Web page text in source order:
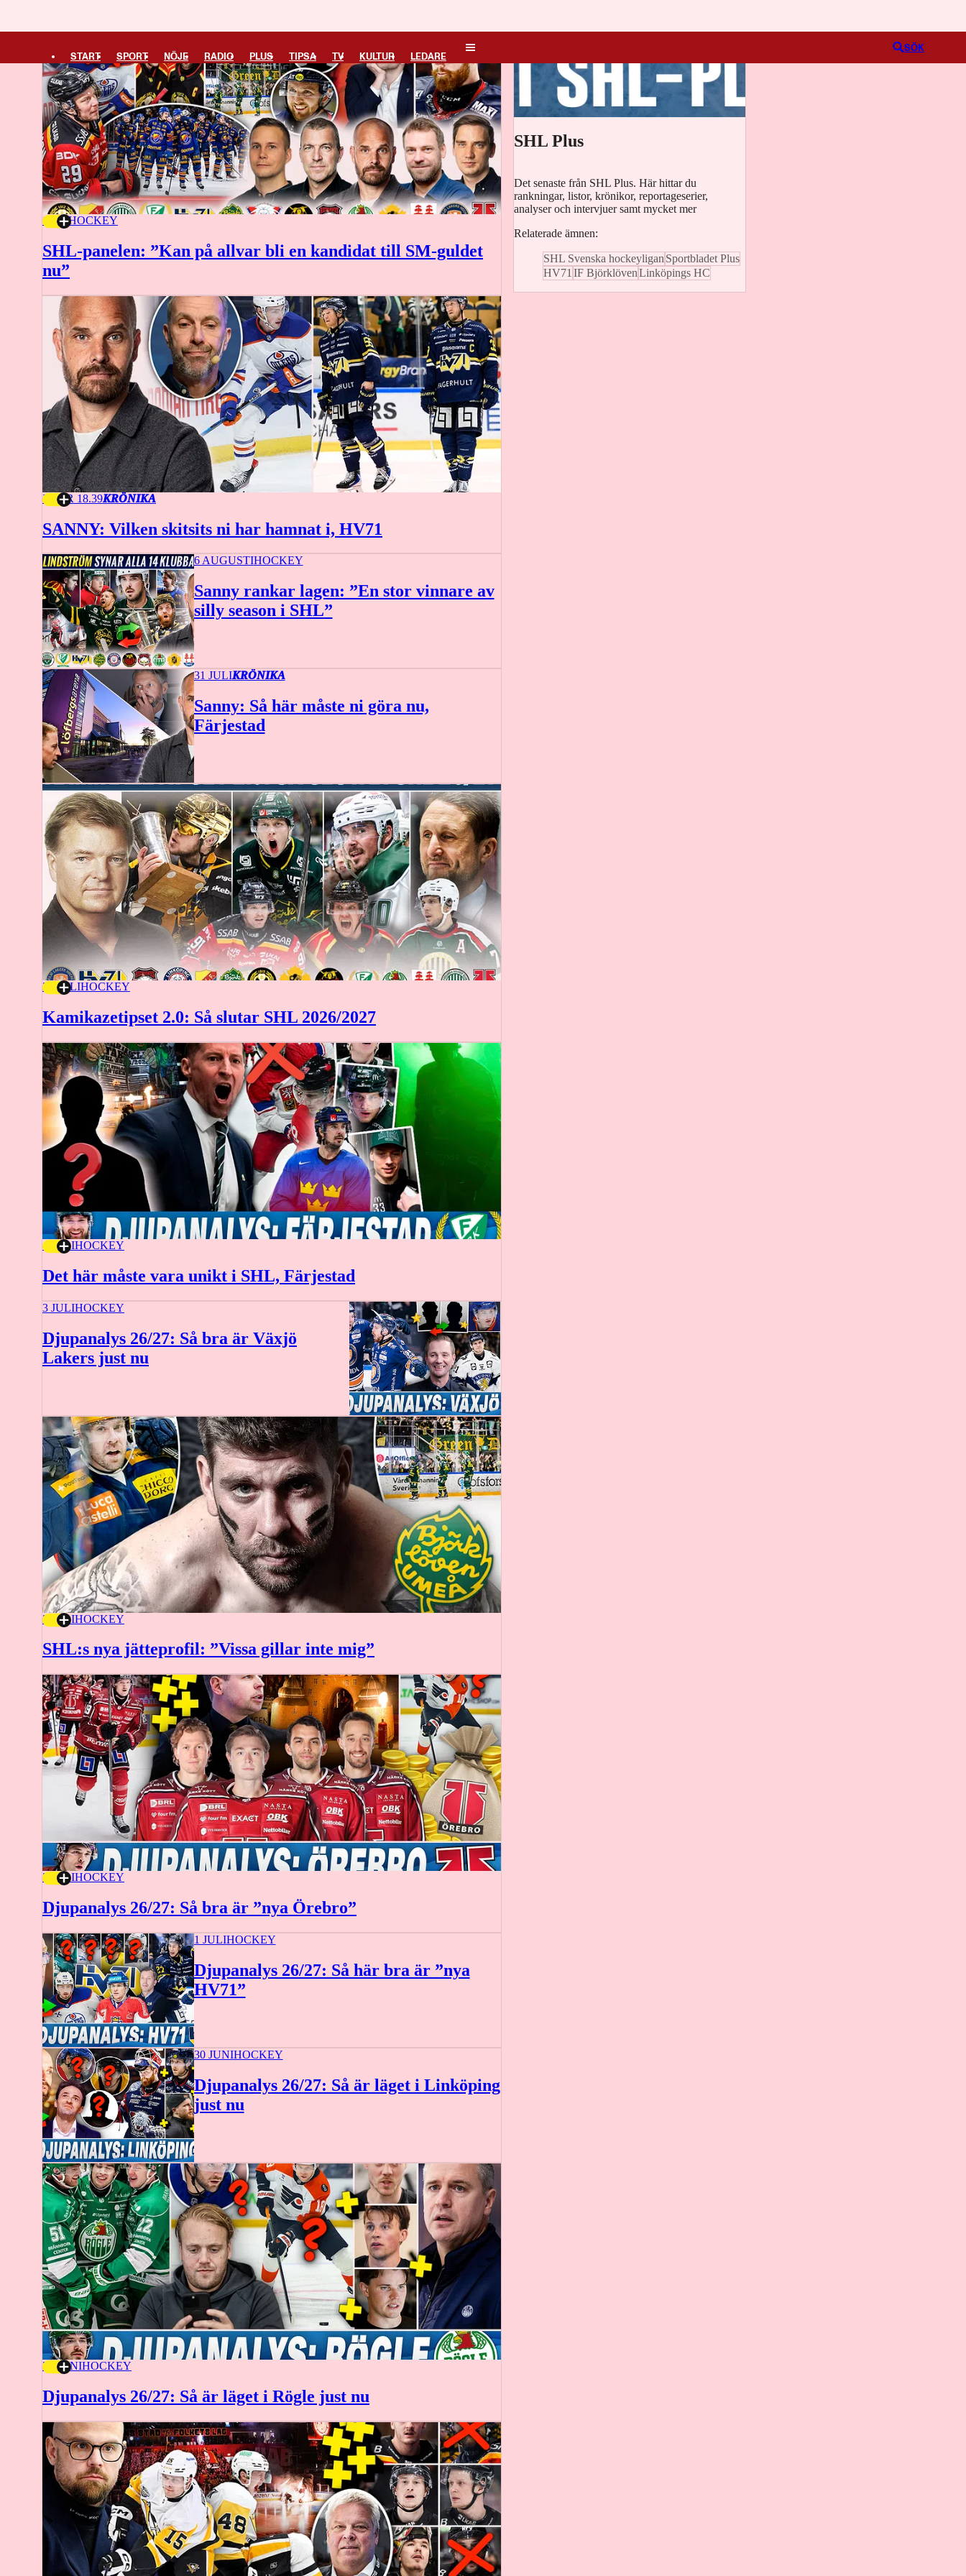
START SPORT NÖJE RADIO PLUS TIPSA TV KULTUR LEDARE
SÖK
SHL Plus
Det senaste från SHL Plus. Här hittar du
rankningar, listor, krönikor, reportageserier,
analyser och intervjuer samt mycket mer
Relaterade ämnen:
SHL Svenska hockeyligan Sportbladet Plus
HV71 IF BjörklövenLinköpings HC
18.44HOCKEY
SHL-panelen: ”Kan på allvar bli en kandidat till SM-guldet
nu”
I GÅR 18.39KRÖNIKA
SANNY: Vilken skitsits ni har hamnat i, HV71
6 AUGUSTIHOCKEY
Sanny rankar lagen: ”En stor vinnare av
silly season i SHL”
31 JULIKRÖNIKA
Sanny: Så här måste ni göra nu,
Färjestad
20 JULIHOCKEY
Kamikazetipset 2.0: Så slutar SHL 2026/2027
4 JULIHOCKEY
Det här måste vara unikt i SHL, Färjestad
3 JULIHOCKEY
Djupanalys 26/27: Så bra är Växjö
Lakers just nu
2 JULIHOCKEY
SHL:s nya jätteprofil: ”Vissa gillar inte mig”
2 JULIHOCKEY
Djupanalys 26/27: Så bra är ”nya Örebro”
1 JULIHOCKEY
Djupanalys 26/27: Så här bra är ”nya
HV71”
30 JUNIHOCKEY
Djupanalys 26/27: Så är läget i Linköping
just nu
29 JUNIHOCKEY
Djupanalys 26/27: Så är läget i Rögle just nu